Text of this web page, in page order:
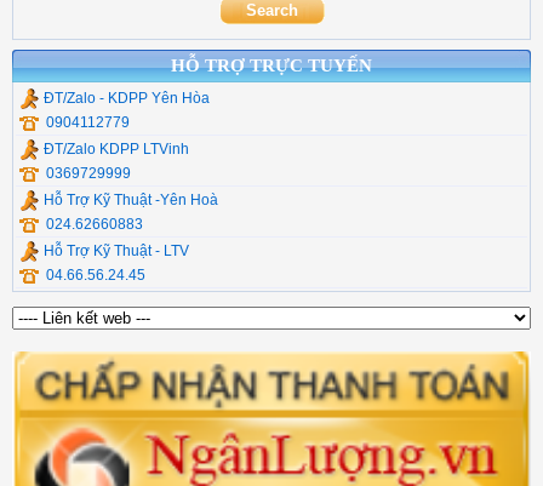
HỖ TRỢ TRỰC TUYẾN
ĐT/Zalo - KDPP Yên Hòa
0904112779
ĐT/Zalo KDPP LTVinh
0369729999
Hỗ Trợ Kỹ Thuật -Yên Hoà
024.62660883
Hỗ Trợ Kỹ Thuật - LTV
04.66.56.24.45